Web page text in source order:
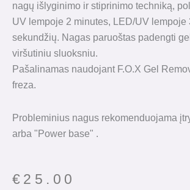
nagų išlyginimo ir stiprinimo techniką,
UV lempoje 2 minutes, LED/UV lempoje
sekundžių. Nagas paruoštas padengti
viršutiniu sluoksniu.
Pašalinamas naudojant F.O.X Gel
freza.
Probleminius nagus rekomenduojama
arba "Power base" .
€ 25.00